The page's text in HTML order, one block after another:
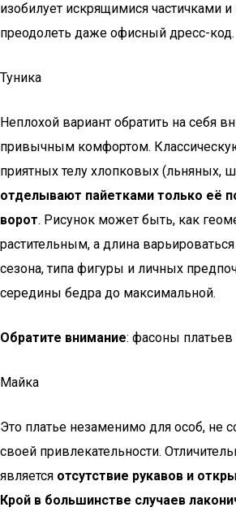
изобилует искрящимися частичками
преодолеть даже офисный дресс-код.
Туника
Неплохой вариант обратить на себя
привычным комфортом.
приятных телу хлопковых (льняных,
отделывают пайетками только её
ворот. Рисунок может быть, как
растительным, а длина
сезона, типа фигуры и личных
середины бедра до максимальной.
Обратите внимание: фасоны
Майка
Это платье незаменимо для особ, не
своей привлекательности.
является отсутствие рукавов и
Крой в большинстве случаев